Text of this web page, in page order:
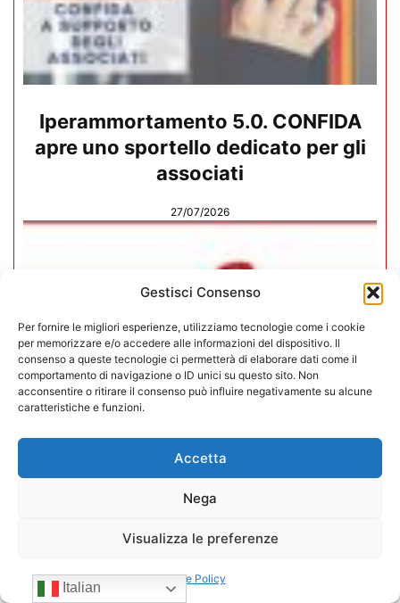
Gestisci Consenso
Per fornire le migliori esperienze, utilizziamo tecnologie come i cookie
per memorizzare e/o accedere alle informazioni del dispositivo. Il
consenso a queste tecnologie ci permetterà di elaborare dati come il
comportamento di navigazione o ID unici su questo sito. Non
acconsentire o ritirare il consenso può influire negativamente su alcune
caratteristiche e funzioni.
Accetta
Nega
Visualizza le preferenze
Cookie Policy
Iperammortamento 5.0. CONFIDA
apre uno sportello dedicato per gli
associati
27/07/2026
In CONFIDA l’ingresso di 4 nuovi
associati
Italian